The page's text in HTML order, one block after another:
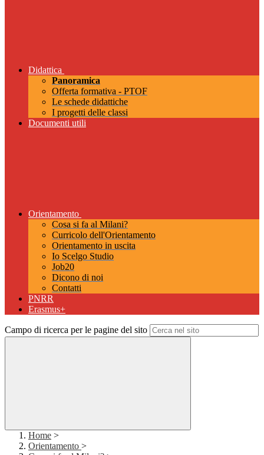
Didattica
Panoramica
Offerta formativa - PTOF
Le schede didattiche
I progetti delle classi
Documenti utili
Orientamento
Cosa si fa al Milani?
Curricolo dell'Orientamento
Orientamento in uscita
Io Scelgo Studio
Job20
Dicono di noi
Contatti
PNRR
Erasmus+
Campo di ricerca per le pagine del sito
Home >
Orientamento >